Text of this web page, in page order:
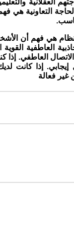
العقلانية
التعاونية هي
هي فهم أن
العاطفية
العاطفي.
إذا كانت
غير فعالة